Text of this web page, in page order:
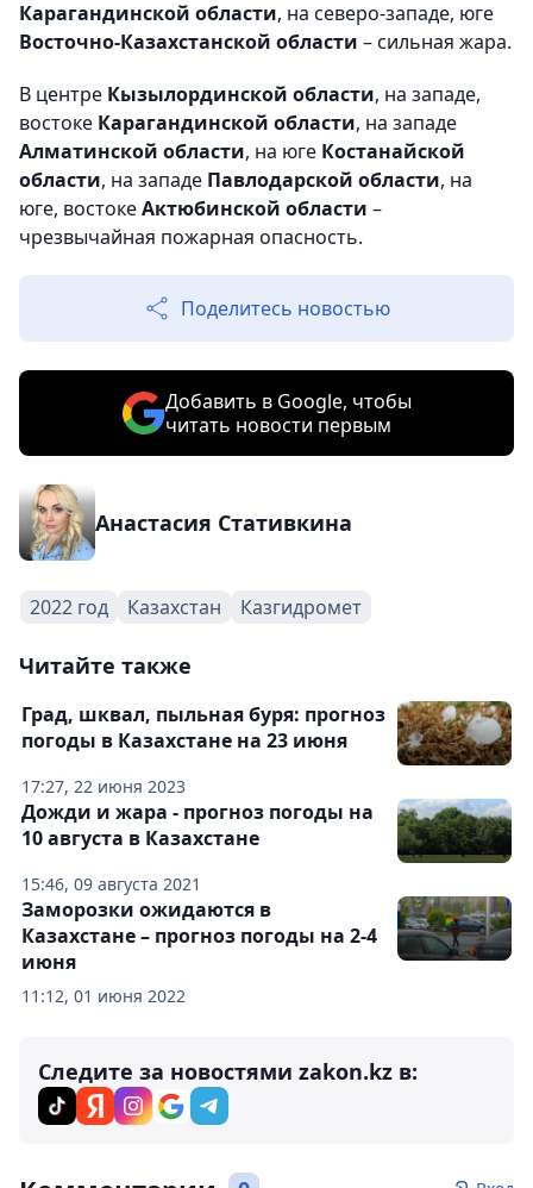
Карагандинской области, на северо-западе, юге
Восточно-Казахстанской области – сильная жара.
В центре Кызылординской области, на западе,
востоке Карагандинской области, на западе
Алматинской области, на юге Костанайской
области, на западе Павлодарской области, на
юге, востокеАктюбинской области –
чрезвычайная пожарная опасность.
Поделитесь новостью
Добавить в Google, чтобы
читать новости первым
Анастасия Стативкина
2022 год Казахстан Казгидромет
Читайте также
17:27, 22 июня 2023
Град, шквал, пыльная буря: прогноз
погоды в Казахстане на 23 июня
15:46, 09 августа 2021
Дожди и жара - прогноз погоды на
10 августа в Казахстане
11:12, 01 июня 2022
Заморозки ожидаются в
Казахстане – прогноз погоды на 2-4
июня
Следите за новостями zakon.kz в: